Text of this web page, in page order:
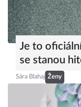
Je to
se stanou
Sára Blahaj Ženy